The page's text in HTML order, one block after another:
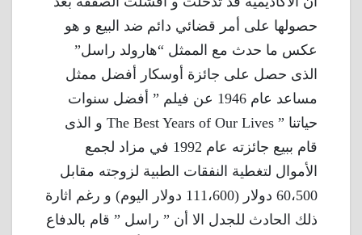
حصولها على أمر قضائي دائم ضد البيع و هو
عكس ما حدث مع الممثل “هارولد راسل”
الذى حصل على جائزة أوسكار أفضل ممثل
مساعد عام 1946 عن فيلم ” أفضل سنوات
حياتنا ” The Best Years of Our Lives و الذى
قام ببيع جائزته عام 1992 في مزاد لجمع
الأموال لتغطية النفقات الطبية لزوجته مقابل
60،500 دولار (111،600 دولار اليوم) و رغم اثارة
ذلك الحادث للجدل الا أن ” راسل ” قام بالدفاع